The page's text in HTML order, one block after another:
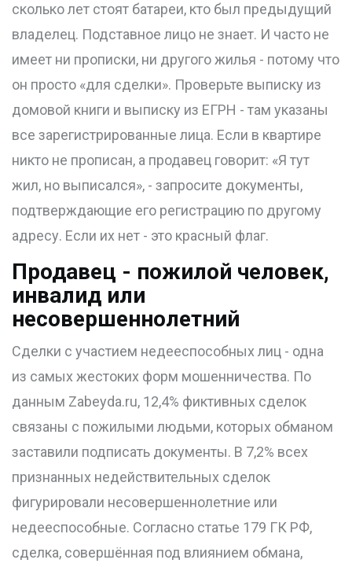
сколько лет стоят батареи, кто был предыдущий
владелец. Подставное лицо не знает. И часто не
имеет ни прописки, ни другого жилья - потому что
он просто «для сделки». Проверьте выписку из
домовой книги и выписку из ЕГРН - там указаны
все зарегистрированные лица. Если в квартире
никто не прописан, а продавец говорит: «Я тут
жил, но выписался», - запросите документы,
подтверждающие его регистрацию по другому
адресу. Если их нет - это красный флаг.
Продавец - пожилой человек,
инвалид или
несовершеннолетний
Сделки с участием недееспособных лиц - одна
из самых жестоких форм мошенничества. По
данным Zabeyda.ru, 12,4% фиктивных сделок
связаны с пожилыми людьми, которых обманом
заставили подписать документы. В 7,2% всех
признанных недействительных сделок
фигурировали несовершеннолетние или
недееспособные. Согласно статье 179 ГК РФ,
сделка, совершённая под влиянием обмана,